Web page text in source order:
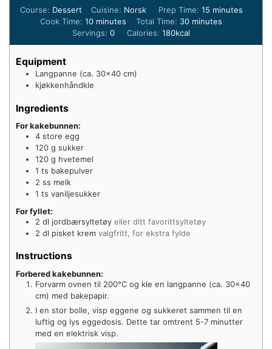
Course: Dessert Cuisine: Norsk Prep Time: 15minutes
minutes
Cook Time:10minutes
minutes Total Time: 30minutes
minutes
Servings:0 Calories: 180kcal
Equipment
Langpanne (ca. 30×40 cm)
kjøkkenhåndkle
Ingredients
For kakebunnen:
4 store egg
120 g sukker
120 g hvetemel
1 ts bakepulver
2 ss melk
1 ts vaniljesukker
For fyllet:
2 dl jordbærsyltetøy eller ditt favorittsyltetøy
2 dl pisket krem valgfritt, for ekstra fylde
Instructions
Forbered kakebunnen:
Forvarm ovnen til 200°C og kle en langpanne (ca. 30×40
cm) med bakepapir.
I en stor bolle, visp eggene og sukkeret sammen til en
luftig og lys eggedosis. Dette tar omtrent 5-7 minutter
med en elektrisk visp.